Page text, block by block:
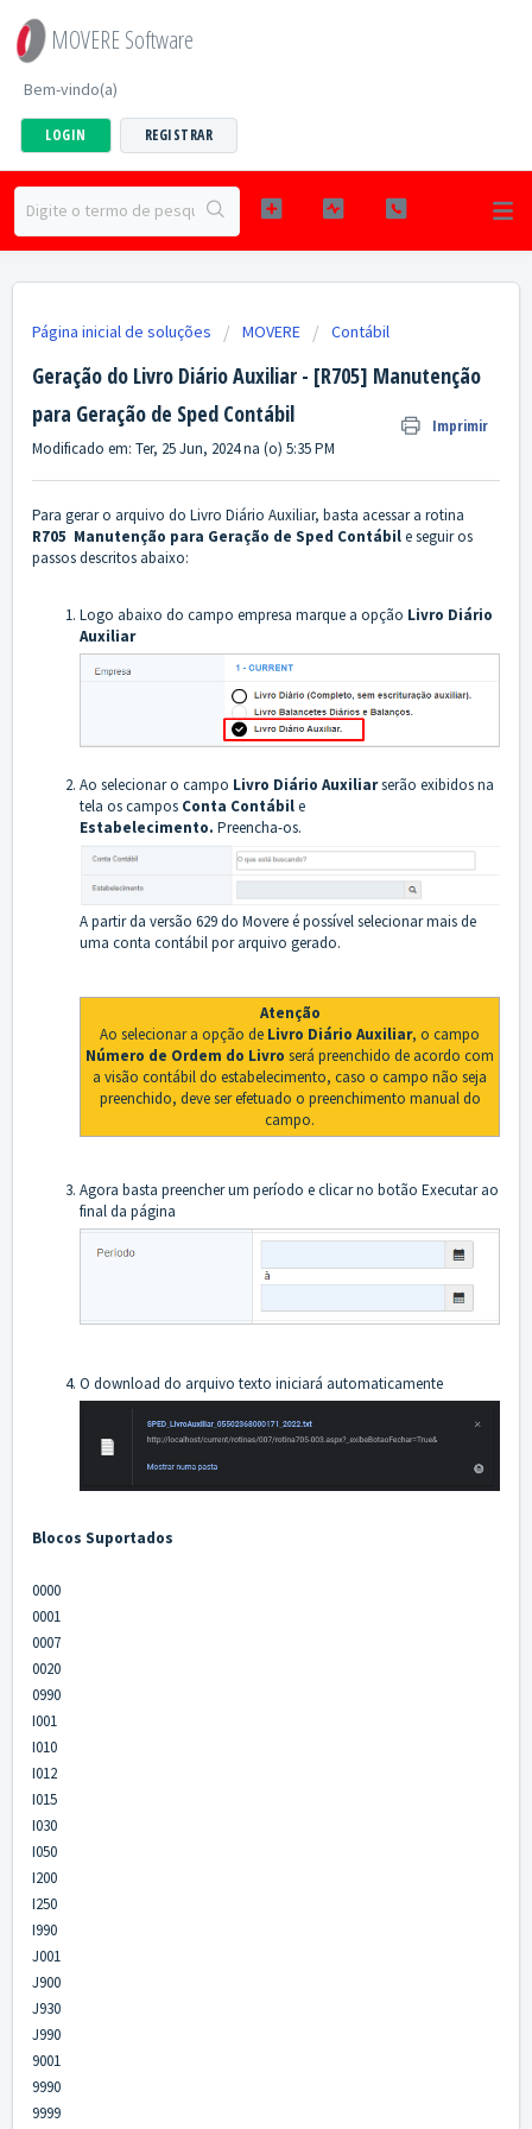
MOVERE Software
Bem-vindo(a)
LOGIN REGISTRAR
Página inicial de soluções MOVERE Contábil
Geração do Livro Diário Auxiliar - [R705] Manutenção
para Geração de Sped Contábil
Imprimir
Modificado em: Ter, 25 Jun, 2024 na (o) 5:35 PM
Para gerar o arquivo do Livro Diário Auxiliar, basta acessar a rotina
R705 Manutenção para Geração de Sped Contábile seguir os
passos descritos abaixo:
Logo abaixo do campo empresa marque a opção Livro Diário
Auxiliar
Ao selecionar o campo Livro Diário Auxiliarserão exibidos na
tela os campos Conta Contábile
Estabelecimento. Preencha-os.
A partir da versão 629 do Movere é possível selecionar mais de
uma conta contábil por arquivo gerado.
Atenção
Ao selecionar a opção de Livro Diário Auxiliar, o campo
Número de Ordem do Livro será preenchido de acordo com
a visão contábil do estabelecimento, caso o campo não seja
preenchido, deve ser efetuado o preenchimento manual do
campo.
Agora basta preencher um período e clicar no botão Executar ao
final da página
O download do arquivo texto iniciará automaticamente
Blocos Suportados
0000
0001
0007
0020
0990
I001
I010
I012
I015
I030
I050
I200
I250
I990
J001
J900
J930
J990
9001
9990
9999